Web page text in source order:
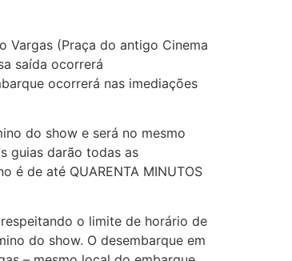
Vargas (Praça do antigo Cinema
saída ocorrerá
ocorrerá nas imediações
do show e será no mesmo
guias darão todas as
é de até QUARENTA MINUTOS
o limite de horário de
do show. O desembarque em